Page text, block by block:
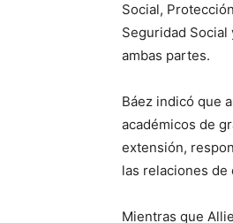
Social,
Seguridad
ambas partes.
Báez indicó que
académicos de
extensión,
las relaciones
Mientras que